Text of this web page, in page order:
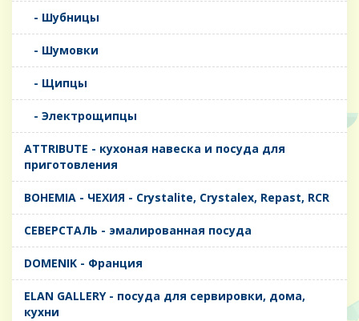
- Шубницы
- Шумовки
- Щипцы
- Электрощипцы
ATTRIBUTE - кухоная навеска и посуда для
приготовления
BOHEMIA - ЧЕХИЯ - Crystalite, Crystalex, Repast, RCR
CЕВЕРСТАЛЬ - эмалированная посуда
DOMENIK - Франция
ELAN GALLERY - посуда для сервировки, дома,
кухни